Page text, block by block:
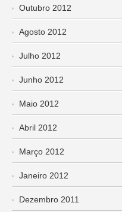
Outubro 2012
Agosto 2012
Julho 2012
Junho 2012
Maio 2012
Abril 2012
Março 2012
Janeiro 2012
Dezembro 2011